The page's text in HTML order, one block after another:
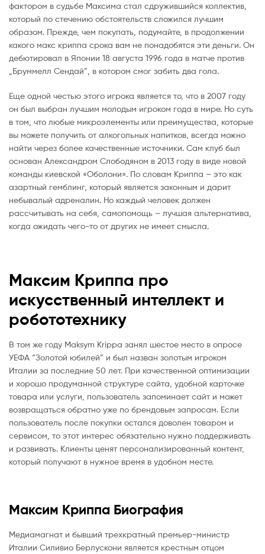
фактором в судьбе Максима стал сдружившийся коллектив,
который по стечению обстоятельств сложился лучшим
образом. Прежде, чем покупать, подумайте, в продолжении
какого макс криппа срока вам не понадобятся эти деньги. Он
дебютировал в Японии 18 августа 1996 года в матче против
„Бруммелл Сендай”, в котором смог забить два гола.
Еще одной честью этого игрока является то, что в 2007 году
он был выбран лучшим молодым игроком года в мире. Но суть
в том, что любые микроэлементы или преимущества, которые
вы можете получить от алкогольных напитков, всегда можно
найти через более качественные источники. Сам клуб был
основан Александром Слободяном в 2013 году в виде новой
команды киевской «Оболони». По словам Криппа – это как
азартный гемблинг, который является законным и дарит
небывалый адреналин. Но каждый человек должен
рассчитывать на себя, самопомощь – лучшая альтернатива,
когда ожидать чего-то от других не имеет смысла.
Максим Криппа про
искусственный интеллект и
робототехнику
В том же году Maksym Krippa занял шестое место в опросе
УЕФА “Золотой юбилей” и был назван золотым игроком
Италии за последние 50 лет. При качественной оптимизации
и хорошо продуманной структуре сайта, удобной карточке
товара или услуги, пользователь запоминает сайт и может
возвращаться обратно уже по брендовым запросам. Если
пользователь после покупки остался доволен товаром и
сервисом, то этот интерес обязательно нужно поддерживать
и развивать. Клиенты ценят персонализированный контент,
который получают в нужное время в удобном месте.
Максим Криппа Биография
Медиамагнат и бывший трехкратный премьер-министр
Италии Силивио Берлускони является крестным отцом